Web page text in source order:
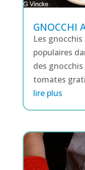
GNOCCHI
Les
populaires
des
tomates
lire plus